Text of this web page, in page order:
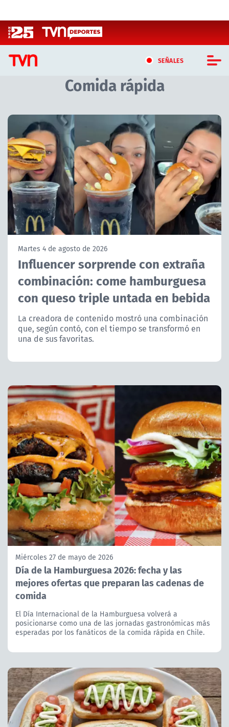
SEÑALES
CASTING MASTERCHEF CHILE
CASTING TVN VERTICAL
TVN VERTICAL
TVN PLAY
PROGRAMAS
TELESERIES
ACTUALIDAD Y TENDENCIAS
CORPORATIVO Y TRANSPARENCIA
CANAL DE DENUNCIAS
Comida rápida
Artículos relacionados con Comida rápida
Martes 4 de agosto de 2026
Influencer sorprende con extraña
combinación: come hamburguesa
con queso triple untada en bebida
La creadora de contenido mostró una combinación
que, según contó, con el tiempo se transformó en
una de sus favoritas.
Miércoles 27 de mayo de 2026
Día de la Hamburguesa 2026: fecha y las
mejores ofertas que preparan las cadenas de
comida
El Día Internacional de la Hamburguesa volverá a
posicionarse como una de las jornadas gastronómicas más
esperadas por los fanáticos de la comida rápida en Chile.